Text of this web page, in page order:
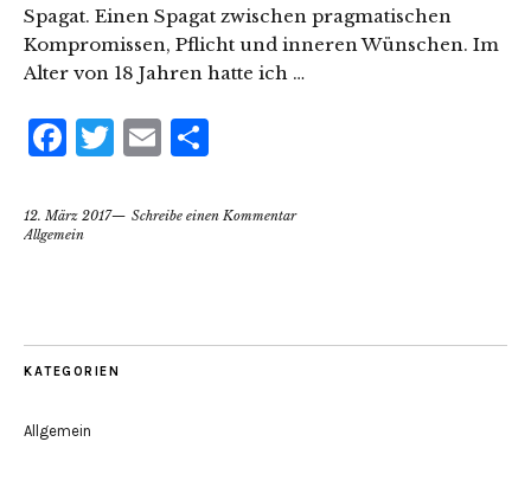
Spagat. Einen Spagat zwischen pragmatischen
Kompromissen, Pflicht und inneren Wünschen. Im
Alter von 18 Jahren hatte ich …
Facebook
Twitter
Email
12. März 2017
Schreibe einen Kommentar
Allgemein
KATEGORIEN
Allgemein